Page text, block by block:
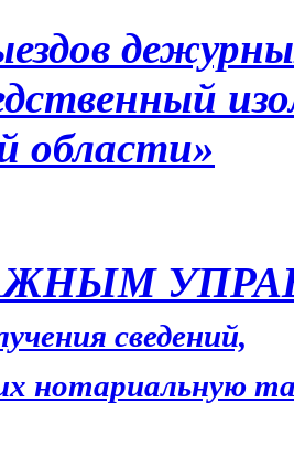
области»
сведений,
нотариальную